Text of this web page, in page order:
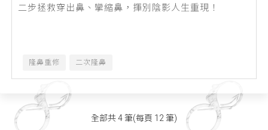
二步拯救穿出鼻、攣縮鼻，揮別陰影人生重現！
隆鼻重修 二次隆鼻
全部共 4 筆(每頁 12 筆)